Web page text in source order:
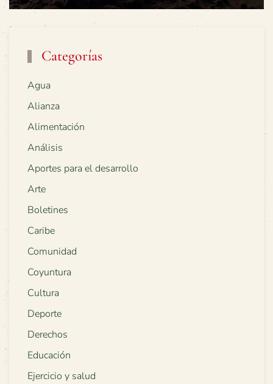
Categorías
Agua
Alianza
Alimentación
Análisis
Aportes para el desarrollo
Arte
Boletines
Caribe
Comunidad
Coyuntura
Cultura
Deporte
Derechos
Educación
Ejercicio y salud